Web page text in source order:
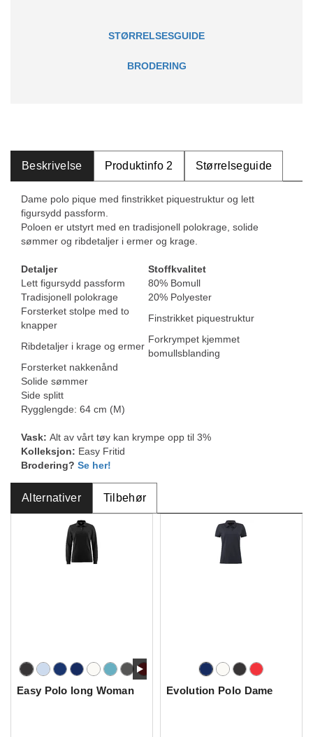
STØRRELSESGUIDE
BRODERING
Beskrivelse Produktinfo 2 Størrelseguide
Dame polo pique med finstrikket piquestruktur og lett
figursydd passform.
Poloen er utstyrt med en tradisjonell polokrage, solide
sømmer og ribdetaljer i ermer og krage.
Detaljer
Stoffkvalitet
Lett figursydd passform
80% Bomull
Tradisjonell polokrage
20% Polyester
Forsterket stolpe med to
knapper
Finstrikket piquestruktur
Ribdetaljer i krage og ermer
Forkrympet kjemmet
bomullsblanding
Forsterket nakkenånd
Solide sømmer
Side splitt
Rygglengde: 64 cm (M)
Vask: Alt av vårt tøy kan krympe opp til 3%
Kolleksjon: Easy Fritid
Brodering? Se her!
Alternativer Tilbehør
Easy Polo long Woman Evolution Polo Dame